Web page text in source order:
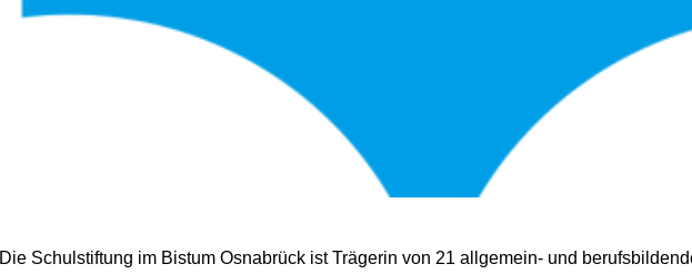
Die Schulstiftung im Bistum Osnabrück ist Trägerin von 21 allgemein- und